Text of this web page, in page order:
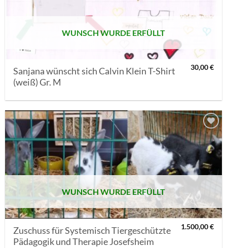
WUNSCH WURDE ERFÜLLT
Sanjana wünscht sich Calvin Klein T-Shirt
(weiß) Gr. M
30,00€
AUF MEINE
MERKLISTE
SETZEN
WUNSCH WURDE ERFÜLLT
Zuschuss für Systemisch Tiergeschützte
Pädagogik und Therapie Josefsheim
1.500,00€